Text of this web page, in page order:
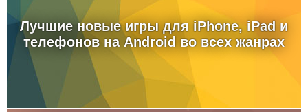
Лучшие новые игры для iPhone, iPad и
телефонов на Android во всех жанрах